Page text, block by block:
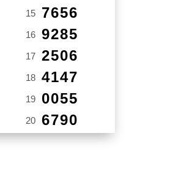
15 7656
16 9285
17 2506
18 4147
19 0055
20 6790